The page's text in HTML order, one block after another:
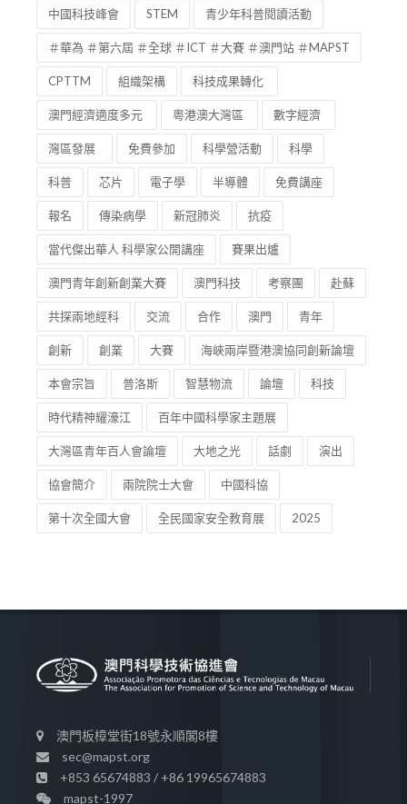
中國科技峰會 STEM 青少年科普閱讀活動
＃華為 ＃第六屆 ＃全球 ＃ICT ＃大賽 ＃澳門站 ＃MAPST
CPTTM 組織架構 科技成果轉化
澳門經濟適度多元 粵港澳大灣區 數字經濟
灣區發展 免費參加 科學營活動 科學
科普 芯片 電子學 半導體 免費講座
報名 傳染病學 新冠肺炎 抗疫
當代傑出華人 科學家公開講座 賽果出爐
澳門青年創新創業大賽 澳門科技 考察團 赴蘇
共探兩地經科 交流 合作 澳門 青年
創新 創業 大賽 海峽兩岸暨港澳協同創新論壇
本會宗旨 普洛斯 智慧物流 論壇 科技
時代精神耀濠江 百年中國科學家主題展
大灣區青年百人會論壇 大地之光 話劇 演出
協會簡介 兩院院士大會 中國科協
第十次全國大會 全民國家安全教育展 2025
澳門板樟堂街18號永順閣8樓
sec@mapst.org
+853 65674883 / +86 19965674883
mapst-1997